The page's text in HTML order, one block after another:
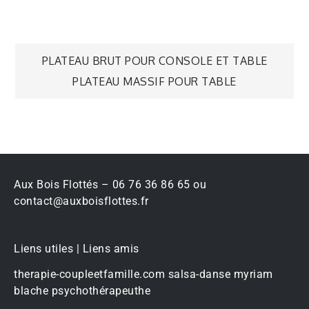
PLATEAU BRUT POUR CONSOLE ET TABLE
PLATEAU MASSIF POUR TABLE
Aux Bois Flottés – 06 76 36 86 65 ou
contact@auxboisflottes.fr
Liens utiles | Liens amis
therapie-coupleetfamille.com salsa-danse myriam
blache psychothérapeuthe